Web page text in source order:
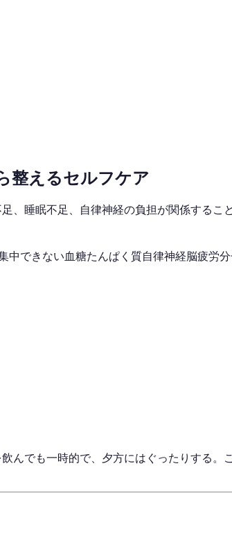
整えるセルフケア
睡眠不足、自律神経の負担が関係するこ
中できない血糖たんぱく質自律神経 脳疲労
でも一時的で、夕方にはぐったりする。